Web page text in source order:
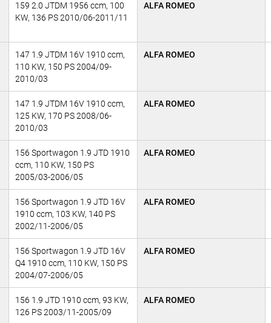
159 2.0 JTDM 1956 ccm, 100
KW, 136 PS 2010/06-2011/11
ALFA ROMEO
147 1.9 JTDM 16V 1910 ccm,
110 KW, 150 PS 2004/09-
2010/03
ALFA ROMEO
147 1.9 JTDM 16V 1910 ccm,
125 KW, 170 PS 2008/06-
2010/03
ALFA ROMEO
156 Sportwagon 1.9 JTD 1910
ccm, 110 KW, 150 PS
2005/03-2006/05
ALFA ROMEO
156 Sportwagon 1.9 JTD 16V
1910 ccm, 103 KW, 140 PS
2002/11-2006/05
ALFA ROMEO
156 Sportwagon 1.9 JTD 16V
Q4 1910 ccm, 110 KW, 150 PS
2004/07-2006/05
ALFA ROMEO
156 1.9 JTD 1910 ccm, 93 KW,
126 PS 2003/11-2005/09
ALFA ROMEO